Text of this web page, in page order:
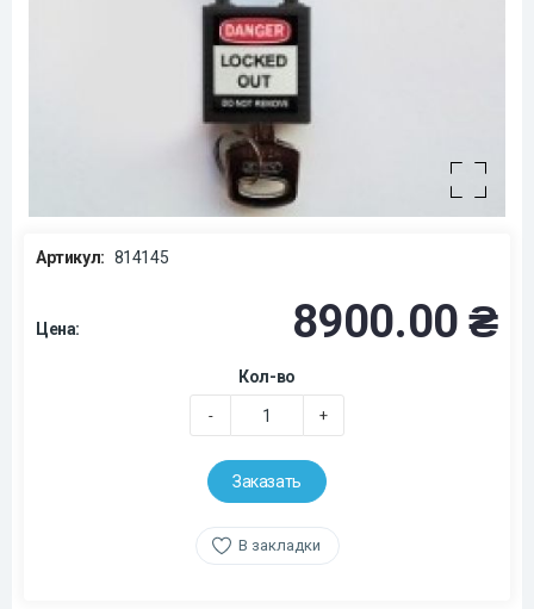
Артикул: 814145
Цена: 8900.00 ₴
Кол-во
- +
Заказать
В закладки